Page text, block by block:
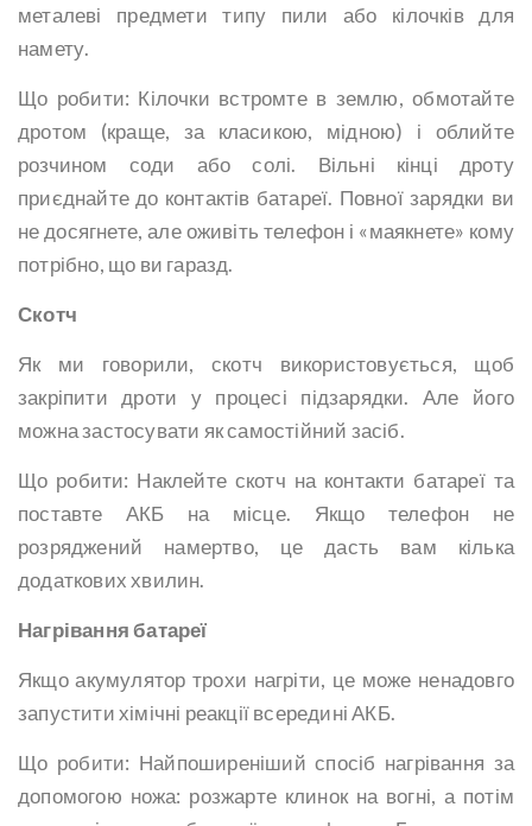
металеві предмети типу пили або кілочків для
намету.
Що робити: Кілочки встромте в землю, обмотайте
дротом (краще, за класикою, мідною) і облийте
розчином соди або солі. Вільні кінці дроту
приєднайте до контактів батареї. Повної зарядки ви
не досягнете, але оживіть телефон і «маякнете» кому
потрібно, що ви гаразд.
Скотч
Як ми говорили, скотч використовується, щоб
закріпити дроти у процесі підзарядки. Але його
можна застосувати як самостійний засіб.
Що робити: Наклейте скотч на контакти батареї та
поставте АКБ на місце. Якщо телефон не
розряджений намертво, це дасть вам кілька
додаткових хвилин.
Нагрівання батареї
Якщо акумулятор трохи нагріти, це може ненадовго
запустити хімічні реакції всередині АКБ.
Що робити: Найпоширеніший спосіб нагрівання за
допомогою ножа: розжарте клинок на вогні, а потім